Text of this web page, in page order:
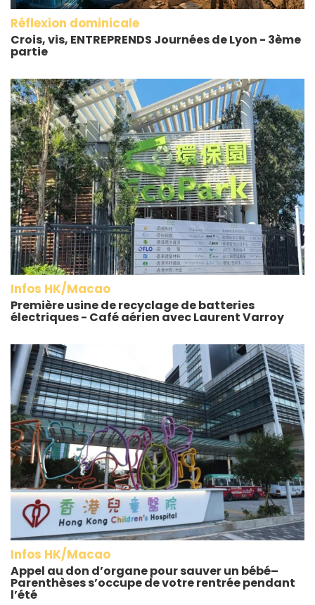
Réflexion dominicale
Crois, vis, ENTREPRENDS Journées de Lyon - 3ème
partie
Infos HK/Macao
Première usine de recyclage de batteries
électriques - Café aérien avec Laurent Varroy
Infos HK/Macao
Appel au don d’organe pour sauver un bébé–
Parenthèses s’occupe de votre rentrée pendant
l’été